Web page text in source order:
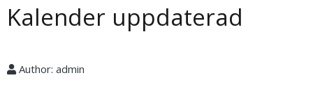
Kalender uppdaterad
Author: admin